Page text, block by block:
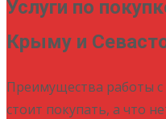
Услуги по
Крыму и
Преимущества работы с
стоит покупать, а что